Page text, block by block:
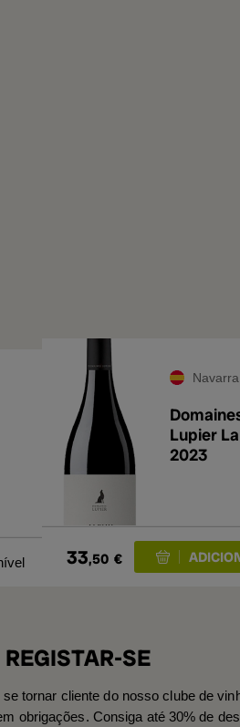
Navarra
Lupier
2023
33,50 €
REGISTAR-SE
tornar cliente do nosso clube de
obrigações. Consiga até 30% de